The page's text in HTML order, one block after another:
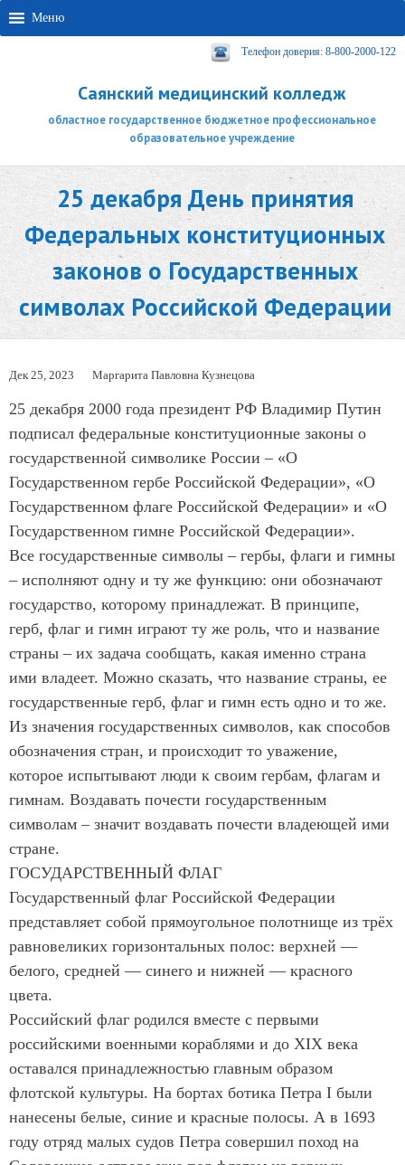
Меню
Телефон доверия: 8-800-2000-122
Саянский медицинский колледж
областное государственное бюджетное профессиональное
образовательное учреждение
25 декабря День принятия
Федеральных конституционных
законов о Государственных
символах Российской Федерации
Дек 25, 2023 Маргарита Павловна Кузнецова
25 декабря 2000 года президент РФ Владимир Путин
подписал федеральные конституционные законы о
государственной символике России – «О
Государственном гербе Российской Федерации», «О
Государственном флаге Российской Федерации» и «О
Государственном гимне Российской Федерации».
Все государственные символы – гербы, флаги и гимны
– исполняют одну и ту же функцию: они обозначают
государство, которому принадлежат. В принципе,
герб, флаг и гимн играют ту же роль, что и название
страны – их задача сообщать, какая именно страна
ими владеет. Можно сказать, что название страны, ее
государственные герб, флаг и гимн есть одно и то же.
Из значения государственных символов, как способов
обозначения стран, и происходит то уважение,
которое испытывают люди к своим гербам, флагам и
гимнам. Воздавать почести государственным
символам – значит воздавать почести владеющей ими
стране.
ГОСУДАРСТВЕННЫЙ ФЛАГ
Государственный флаг Российской Федерации
представляет собой прямоугольное полотнище из трёх
равновеликих горизонтальных полос: верхней —
белого, средней — синего и нижней — красного
цвета.
Российский флаг родился вместе с первыми
российскими военными кораблями и до XIX века
оставался принадлежностью главным образом
флотской культуры. На бортах ботика Петра I были
нанесены белые, синие и красные полосы. А в 1693
году отряд малых судов Петра совершил поход на